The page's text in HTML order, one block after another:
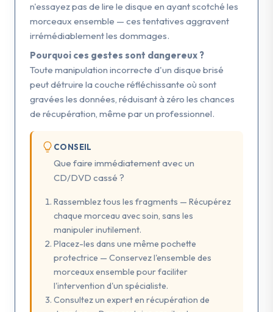
n'essayez pas de lire le disque en ayant scotché les
morceaux ensemble — ces tentatives aggravent
irrémédiablement les dommages.
Pourquoi ces gestes sont dangereux ?
Toute manipulation incorrecte d'un disque brisé
peut détruire la couche réfléchissante où sont
gravées les données, réduisant à zéro les chances
de récupération, même par un professionnel.
CONSEIL
Que faire immédiatement avec un
CD/DVD cassé ?
Rassemblez tous les fragments — Récupérez
chaque morceau avec soin, sans les
manipuler inutilement.
Placez-les dans une même pochette
protectrice — Conservez l'ensemble des
morceaux ensemble pour faciliter
l'intervention d'un spécialiste.
Consultez un expert en récupération de